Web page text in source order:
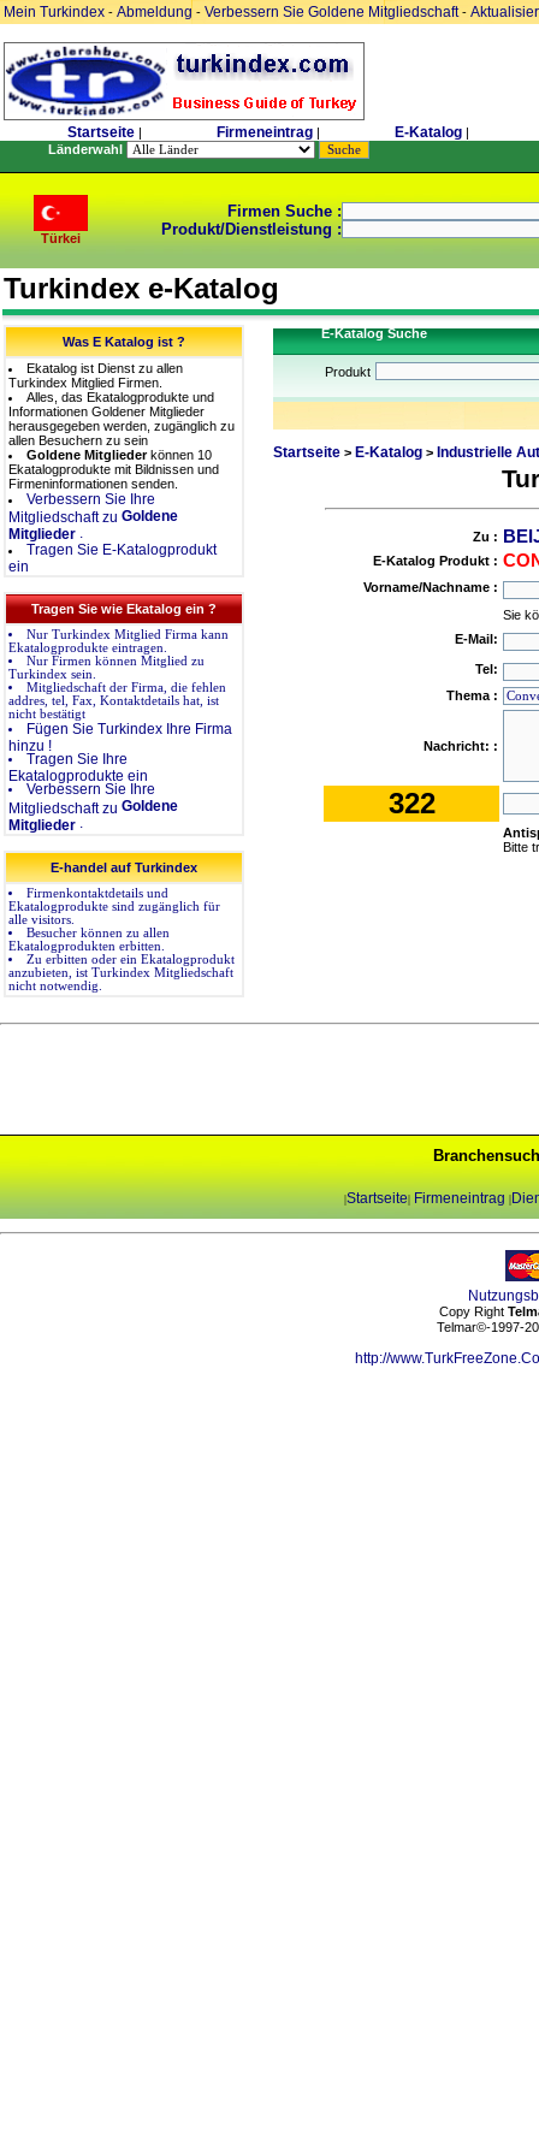
Mein Turkindex - Abmeldung - Verbessern Sie Goldene Mitgliedschaft-
Startseite | Firmeneintrag | E-Katalog |
Länderwahl
Türkei
Firmen Suche :
Produkt/Dienstleistung :
Turkindex e-Katalog
Was E Katalog ist ?
Ekatalog ist Dienst zu allen
Turkindex Mitglied Firmen.
Alles, das Ekatalogprodukte und
Informationen Goldener Mitglieder
herausgegeben werden, zugänglich zu
allen Besuchern zu sein
Goldene Mitgliederkönnen 10
Ekatalogprodukte mit Bildnissen und
Firmeninformationen senden.
Verbessern Sie Ihre
Mitgliedschaft zu Goldene
Mitglieder .
Tragen Sie E-Katalogprodukt
ein
Tragen Sie wie Ekatalog ein ?
Nur Turkindex Mitglied Firma kann
Ekatalogprodukte eintragen.
Nur Firmen können Mitglied zu
Turkindex sein.
Mitgliedschaft der Firma, die fehlen
addres, tel, Fax, Kontaktdetails hat, ist
nicht bestätigt
Fügen Sie Turkindex Ihre Firma
hinzu !
Tragen Sie Ihre
Ekatalogprodukte ein
Verbessern Sie Ihre
Mitgliedschaft zu Goldene
Mitglieder .
E-handel auf Turkindex
Firmenkontaktdetails und
Ekatalogprodukte sind zugänglich für
alle visitors.
Besucher können zu allen
Ekatalogprodukten erbitten.
Zu erbitten oder ein Ekatalogprodukt
anzubieten, ist Turkindex Mitgliedschaft
nicht notwendig.
E-Katalog Suche
Produkt
Startseite > E-Katalog> Industrielle
Zu :
E-Katalog Produkt :
Vorname/Nachname :
Sie
E-Mail:
Tel:
Thema :
Nachricht: :
322
Bitte
|Startseite| Firmeneintrag |
Copy Right
Telmar©-1997-
http://